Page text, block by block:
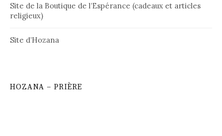
Site de la Boutique de l’Espérance (cadeaux et articles
religieux)
Site d’Hozana
HOZANA – PRIÈRE